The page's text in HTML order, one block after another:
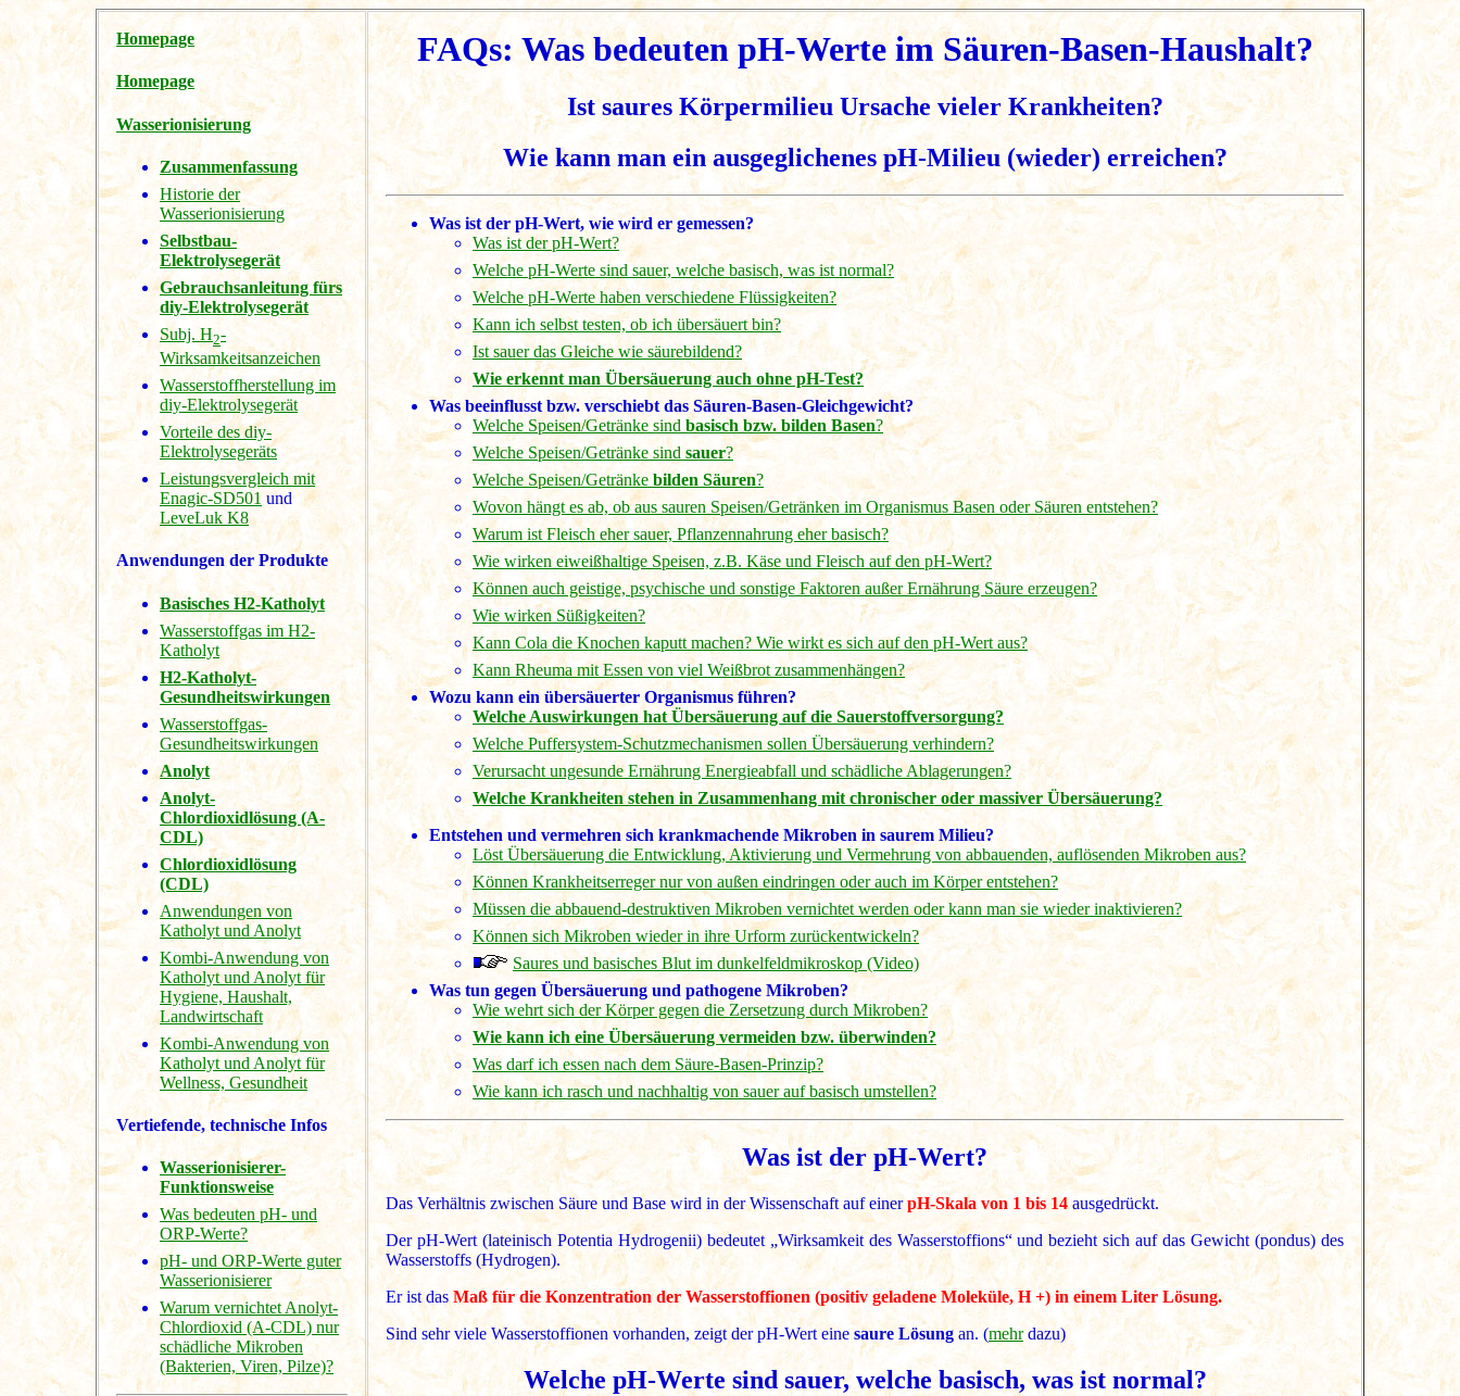
Homepage
Homepage
Wasserionisierung
Zusammenfassung
Historie der
Wasserionisierung
Selbstbau-
Elektrolysegerät
Gebrauchsanleitung fürs
diy-Elektrolysegerät
Subj. H2-
Wirksamkeitsanzeichen
Wasserstoffherstellung im
diy-Elektrolysegerät
Vorteile des diy-
Elektrolysegeräts
Leistungsvergleich mit
Enagic-SD501 und
LeveLuk K8
Anwendungen der Produkte
Basisches H2-Katholyt
Wasserstoffgas im H2-
Katholyt
H2-Katholyt-
Gesundheitswirkungen
Wasserstoffgas-
Gesundheitswirkungen
Anolyt
Anolyt-
Chlordioxidlösung (A-
CDL)
Chlordioxidlösung
(CDL)
Anwendungen von
Katholyt und Anolyt
Kombi-Anwendung von
Katholyt und Anolyt für
Hygiene, Haushalt,
Landwirtschaft
Kombi-Anwendung von
Katholyt und Anolyt für
Wellness, Gesundheit
Vertiefende, technische Infos
Wasserionisierer-
Funktionsweise
Was bedeuten pH- und
ORP-Werte?
pH- und ORP-Werte guter
Wasserionisierer
Warum vernichtet Anolyt-
Chlordioxid (A-CDL) nur
schädliche Mikroben
(Bakterien, Viren, Pilze)?
FAQs: Was bedeuten pH-Werte im Säuren-Basen-Haushalt?
Ist saures Körpermilieu Ursache vieler Krankheiten?
Wie kann man ein ausgeglichenes pH-Milieu (wieder) erreichen?
Was ist der pH-Wert, wie wird er gemessen?
Was ist der pH-Wert?
Welche pH-Werte sind sauer, welche basisch, was ist normal?
Welche pH-Werte haben verschiedene Flüssigkeiten?
Kann ich selbst testen, ob ich übersäuert bin?
Ist sauer das Gleiche wie säurebildend?
Wie erkennt man Übersäuerung auch ohne pH-Test?
Was beeinflusst bzw. verschiebt das Säuren-Basen-Gleichgewicht?
Welche Speisen/Getränke sind basisch bzw. bilden Basen?
Welche Speisen/Getränke sind sauer?
Welche Speisen/Getränke bilden Säuren?
Wovon hängt es ab, ob aus sauren Speisen/Getränken im Organismus Basen oder Säuren entstehen?
Warum ist Fleisch eher sauer, Pflanzennahrung eher basisch?
Wie wirken eiweißhaltige Speisen, z.B. Käse und Fleisch auf den pH-Wert?
Können auch geistige, psychische und sonstige Faktoren außer Ernährung Säure erzeugen?
Wie wirken Süßigkeiten?
Kann Cola die Knochen kaputt machen? Wie wirkt es sich auf den pH-Wert aus?
Kann Rheuma mit Essen von viel Weißbrot zusammenhängen?
Wozu kann ein übersäuerter Organismus führen?
Welche Auswirkungen hat Übersäuerung auf die Sauerstoffversorgung?
Welche Puffersystem-Schutzmechanismen sollen Übersäuerung verhindern?
Verursacht ungesunde Ernährung Energieabfall und schädliche Ablagerungen?
Welche Krankheiten stehen in Zusammenhang mit chronischer oder massiver Übersäuerung?
Entstehen und vermehren sich krankmachende Mikroben in saurem Milieu?
Löst Übersäuerung die Entwicklung, Aktivierung und Vermehrung von abbauenden, auflösenden Mikroben aus?
Können Krankheitserreger nur von außen eindringen oder auch im Körper entstehen?
Müssen die abbauend-destruktiven Mikroben vernichtet werden oder kann man sie wieder inaktivieren?
Können sich Mikroben wieder in ihre Urform zurückentwickeln?
Saures und basisches Blut im dunkelfeldmikroskop (Video)
Was tun gegen Übersäuerung und pathogene Mikroben?
Wie wehrt sich der Körper gegen die Zersetzung durch Mikroben?
Wie kann ich eine Übersäuerung vermeiden bzw. überwinden?
Was darf ich essen nach dem Säure-Basen-Prinzip?
Wie kann ich rasch und nachhaltig von sauer auf basisch umstellen?
Was ist der pH-Wert?
Das Verhältnis zwischen Säure und Base wird in der Wissenschaft auf einerpH-Skala von 1 bis 14ausgedrückt.
Der pH-Wert (lateinisch Potentia Hydrogenii) bedeutet „Wirksamkeit des Wasserstoffions“ und bezieht sich auf das Gewicht (pondus) des
Wasserstoffs (Hydrogen).
Er ist dasMaß für die Konzentration der Wasserstoffionen (positiv geladene Moleküle, H +) in einem Liter Lösung.
Sind sehr viele Wasserstoffionen vorhanden, zeigt der pH-Wert eine saure Lösung an. (mehrdazu)
Welche pH-Werte sind sauer, welche basisch, was ist normal?